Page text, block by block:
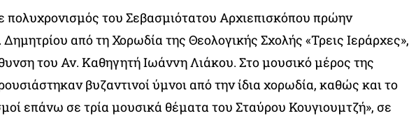
πολυχρονισμός του Σεβασμιότατου Αρχιεπισκόπου πρώην
από τη Χορωδία της Θεολογικής Σχολής «Τρεις Ιεράρχες»,
του Αν. Καθηγητή Ιωάννη Λιάκου. Στο μουσικό μέρος της
βυζαντινοί ύμνοι από την ίδια χορωδία, καθώς και το
επάνω σε τρία μουσικά θέματα του Σταύρου Κουγιουμτζή», σε